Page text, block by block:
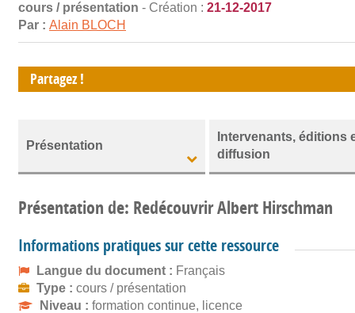
cours / présentation - Création : 21-12-2017
Par : Alain BLOCH
Partagez !
Présentation
Intervenants, éditions
diffusion
Présentation de: Redécouvrir Albert Hirschman
Informations pratiques sur cette ressource
Langue du document : Français
Type : cours / présentation
Niveau : formation continue, licence